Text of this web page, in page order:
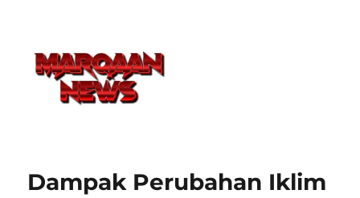
Dampak Perubahan Iklim